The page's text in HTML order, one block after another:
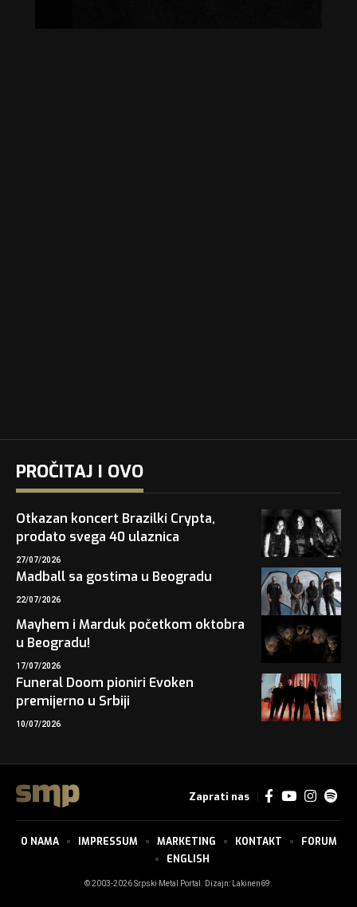
PROČITAJ I OVO
Otkazan koncert Brazilki Crypta,
prodato svega 40 ulaznica
27/07/2026
Madball sa gostima u Beogradu
22/07/2026
Mayhem i Marduk početkom oktobra
u Beogradu!
17/07/2026
Funeral Doom pioniri Evoken
premijerno u Srbiji
10/07/2026
Zaprati nas
© 2003-2026 Srpski Metal Portal. Dizajn: Lakinen69.
O NAMA IMPRESSUM MARKETING KONTAKT
FORUM
ENGLISH